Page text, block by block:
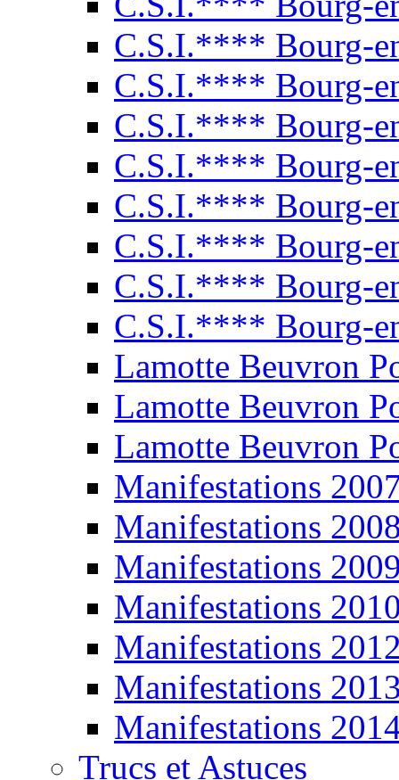
C.S.I.**** Bourg-
C.S.I.**** Bourg-
C.S.I.**** Bourg-
C.S.I.**** Bourg-
C.S.I.**** Bourg-
C.S.I.**** Bourg-
C.S.I.**** Bourg-
C.S.I.**** Bourg-
Lamotte Beuvron
Lamotte Beuvron
Lamotte Beuvron
Manifestations
Manifestations
Manifestations
Manifestations
Manifestations
Manifestations
Manifestations
Trucs et Astuces